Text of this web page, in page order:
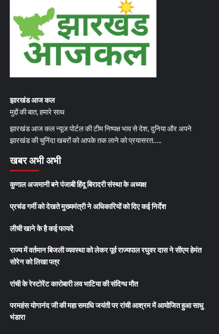
झारखंड आज कल
मुद्दों की बात, हमारे साथ
झारखंड आज कल न्यूज पोर्टल की टीम निष्पक्ष भाव से देश, दुनिया और अपने
झारखंड की चुनिंदा खबरों को आपके तक लाने को प्रयासरत…..
खबर अभी अभी
कुणाल अजमानी बने पंजाबी हिंदू बिरादरी संस्था के अध्यक्ष
प्रचंड गर्मी को देखते मुख्यमंत्री ने अधिकारियों को दिए कई निर्देश
लीची खाने के है कई फायदे
राज्य में वर्तमान बिजली व्यवस्था को लेकर पूर्व राज्यपाल रघुवर दास ने सीएम हेमंत
सोरेन को लिखा पत्र
रांची के रेस्टोरेंट कारोबारी लव भाटिया की संदिग्ध मौत
परमहंस योगानंद जी की महा समाधि जयंती पर रांची आश्रम में आयोजित हुआ साधु
भंडारा